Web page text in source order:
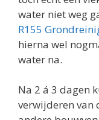
water niet weg
R155
hierna wel
water na.
Na 2 á 3 dagen
verwijderen van